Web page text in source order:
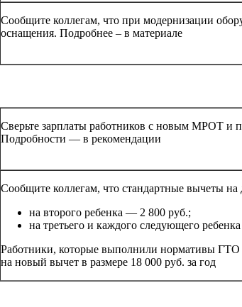
Сообщите коллегам, что при модернизации
оснащения. Подробнее – в материале
Сверьте зарплаты работников с новым МРОТ и
Подробности — в рекомендации
Сообщите коллегам, что стандартные вычеты на
на второго ребенка — 2 800 руб.;
на третьего и каждого следующего
Работники, которые выполнили нормативы
на новый вычет в размере 18 000 руб. за год